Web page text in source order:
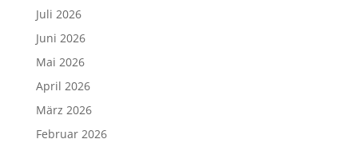
Juli 2026
Juni 2026
Mai 2026
April 2026
März 2026
Februar 2026